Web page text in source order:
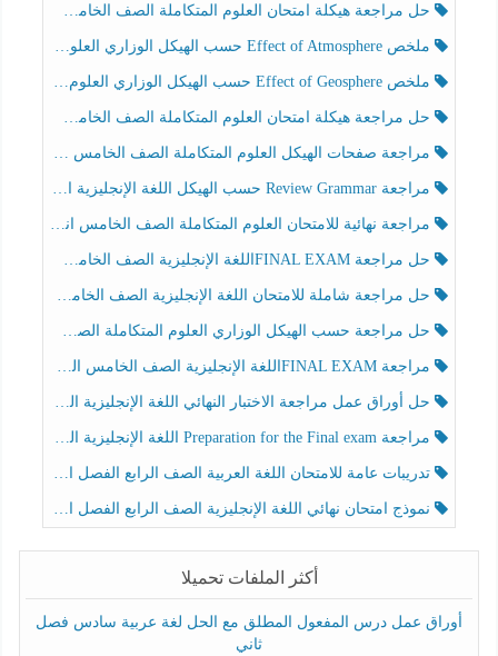
حل مراجعة هيكلة امتحان العلوم المتكاملة الصف الخامس انسبير الفصل الثالث
ملخص Effect of Atmosphere حسب الهيكل الوزاري العلوم المتكاملة الصف الخامس انسبير الفصل الثالث
ملخص Effect of Geosphere حسب الهيكل الوزاري العلوم المتكاملة الصف الخامس انسبير الفصل الثالث
حل مراجعة هيكلة امتحان العلوم المتكاملة الصف الخامس عام الفصل الثالث
مراجعة صفحات الهيكل العلوم المتكاملة الصف الخامس انسبير الفصل الثالث
مراجعة Review Grammar حسب الهيكل اللغة الإنجليزية الصف الخامس الفصل الثالث
مراجعة نهائية للامتحان العلوم المتكاملة الصف الخامس انسبير الفصل الثالث
حل مراجعة FINAL EXAMاللغة الإنجليزية الصف الخامس الفصل الثالث
حل مراجعة شاملة للامتحان اللغة الإنجليزية الصف الخامس الفصل الثالث
حل مراجعة حسب الهيكل الوزاري العلوم المتكاملة الصف الخامس عام الفصل الثالث
مراجعة FINAL EXAMاللغة الإنجليزية الصف الخامس الفصل الثالث
حل أوراق عمل مراجعة الاختبار النهائي اللغة الإنجليزية الصف الرابع الفصل الثالث
مراجعة Preparation for the Final exam اللغة الإنجليزية الصف الرابع الفصل الثالث
تدريبات عامة للامتحان اللغة العربية الصف الرابع الفصل الثالث
نموذج امتحان نهائي اللغة الإنجليزية الصف الرابع الفصل الثالث
أكثر الملفات تحميلا
أوراق عمل درس المفعول المطلق مع الحل لغة عربية سادس فصل
ثاني